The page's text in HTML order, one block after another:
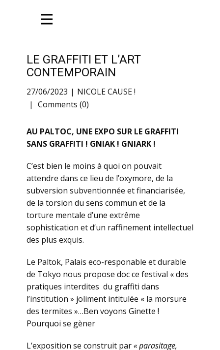
LE GRAFFITI ET L’ART
CONTEMPORAIN
27/06/2023
NICOLE CAUSE !
Comments (0)
AU PALTOC, UNE EXPO SUR LE GRAFFITI
SANS GRAFFITI ! GNIAK ! GNIARK !
C’est bien le moins à quoi on pouvait
attendre dans ce lieu de l’oxymore, de la
subversion subventionnée et financiarisée,
de la torsion du sens commun et de la
torture mentale d’une extrême
sophistication et d’un raffinement intellectuel
des plus exquis.
Le Paltok, Palais eco-responable et durable
de Tokyo nous propose doc ce festival « des
pratiques interdites du graffiti dans
l’institution » joliment intitulée « la morsure
des termites »…Ben voyons Ginette !
Pourquoi se gèner
L’exposition se construit par« parasitage,